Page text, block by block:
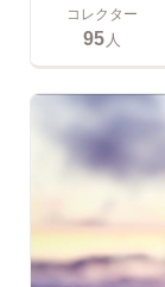
コレクター
95 人